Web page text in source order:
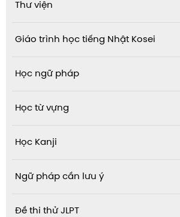
Thư viện
Giáo trình học tiếng Nhật Kosei
Học ngữ pháp
Học từ vựng
Học Kanji
Ngữ pháp cần lưu ý
Đề thi thử JLPT